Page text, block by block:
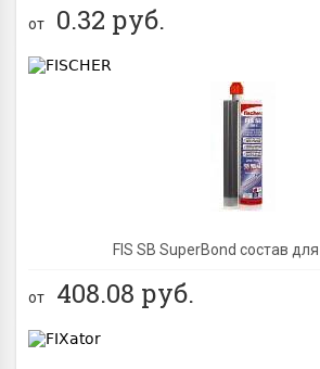
от 0.32 руб.
FIS SB SuperBond состав
от 408.08 руб.